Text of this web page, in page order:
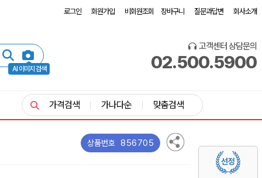
로그인 회원가입 비회원조회 장바구니 질문과답변 회사소개
AI 이미지 검색
고객센터 상담문의
02.500.5900
가격검색 가나다순 맞춤검색
상품번호 856705